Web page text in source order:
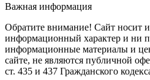
Пересмотрела 10 раз
i
Ролик длится пару
секунд, но вы будете в
шоке от увиденного
Важная информация
Обратите внимание! Сайт носит
информационный характер и ни
информационные материалы и
сайте, не являются публичной
ст. 435 и 437 Гражданского